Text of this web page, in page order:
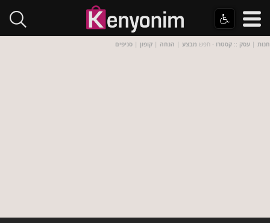
חנות | עסק :: קסטרו - חפש מבצע | הנחה | קופון | סניפים